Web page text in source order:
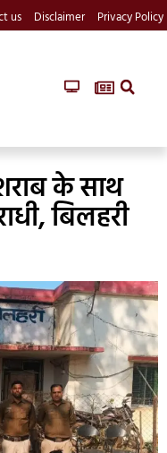
us Disclaimer Privacy Policy
के साथ
बिलहरी